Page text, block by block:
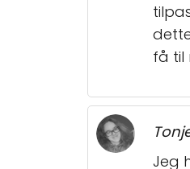
få til
Jeg